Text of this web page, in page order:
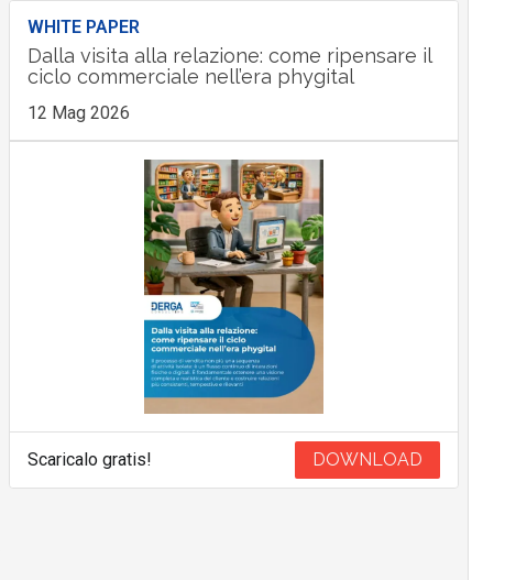
WHITE PAPER
Dalla visita alla relazione: come ripensare il
ciclo commerciale nell’era phygital
12 Mag 2026
Scaricalo gratis! DOWNLOAD